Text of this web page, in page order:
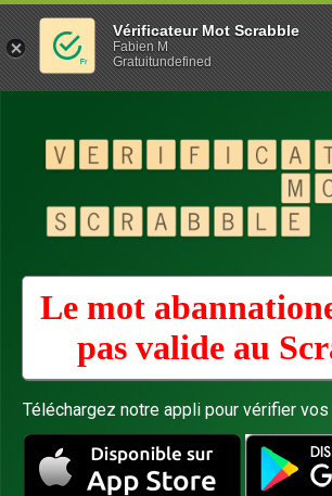
Le mot
pas valide au
Téléchargez notre appli pour vérifier
Vérificateur Mot Scrabble
Fabien M
Gratuitundefined